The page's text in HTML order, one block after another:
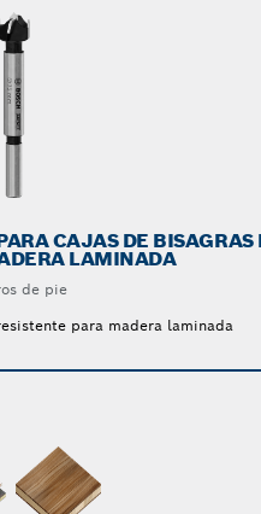
CAJAS DE BISAGRAS
LAMINADA
de pie
para madera laminada